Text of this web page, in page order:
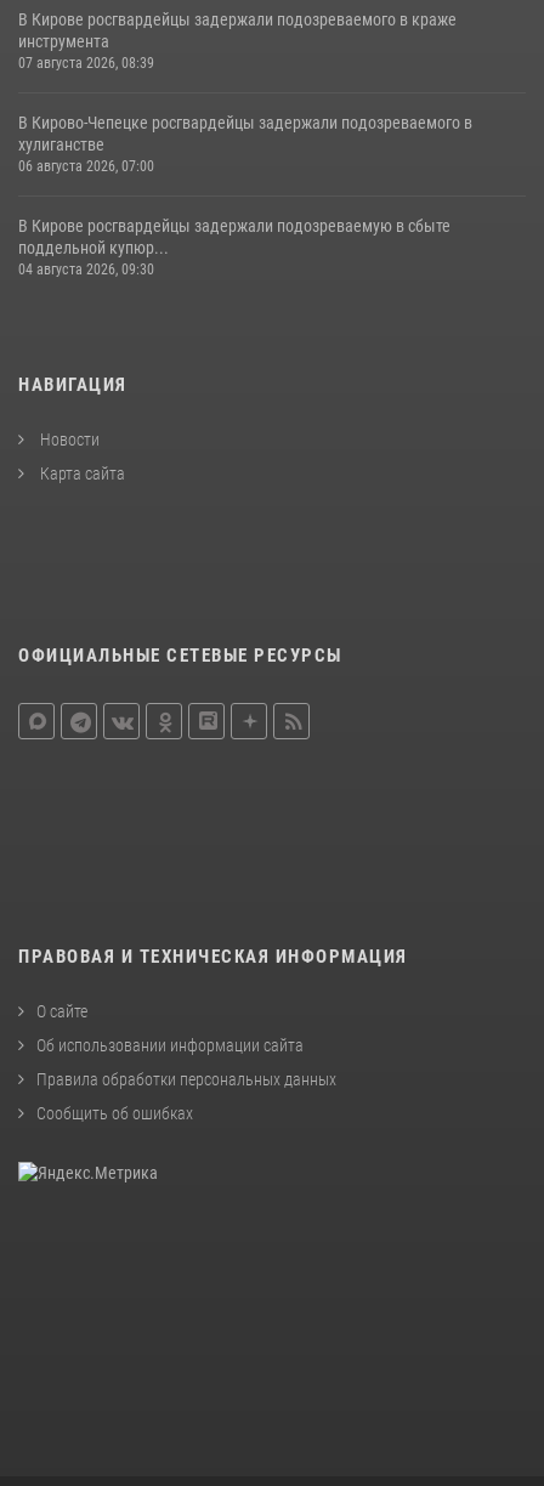
В Кирове росгвардейцы задержали подозреваемого в краже
инструмента
07 августа 2026, 08:39
В Кирово-Чепецке росгвардейцы задержали подозреваемого в
хулиганстве
06 августа 2026, 07:00
В Кирове росгвардейцы задержали подозреваемую в сбыте
поддельной купюр...
04 августа 2026, 09:30
НАВИГАЦИЯ
Новости
Карта сайта
ОФИЦИАЛЬНЫЕ СЕТЕВЫЕ РЕСУРСЫ
ПРАВОВАЯ И ТЕХНИЧЕСКАЯ ИНФОРМАЦИЯ
О сайте
Об использовании информации сайта
Правила обработки персональных данных
Сообщить об ошибках